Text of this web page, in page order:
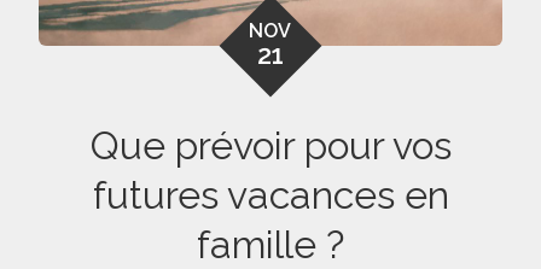
NOV
21
Que prévoir pour vos
futures vacances en
famille ?